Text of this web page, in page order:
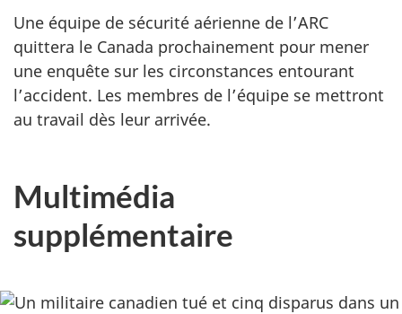
Une équipe de sécurité aérienne de l’ARC
quittera le Canada prochainement pour mener
une enquête sur les circonstances entourant
l’accident. Les membres de l’équipe se mettront
au travail dès leur arrivée.
Multimédia
supplémentaire